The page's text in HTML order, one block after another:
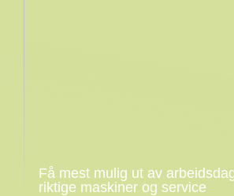
Få mest mulig ut av
riktige maskiner og service